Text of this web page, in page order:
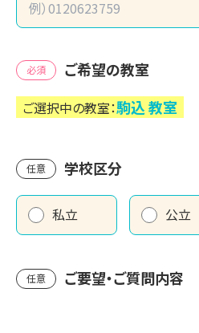
必須 ご希望の教室
ご選択中の教室：駒込教室
任意 学校区分
私立 公立
任意 ご要望・ご質問内容